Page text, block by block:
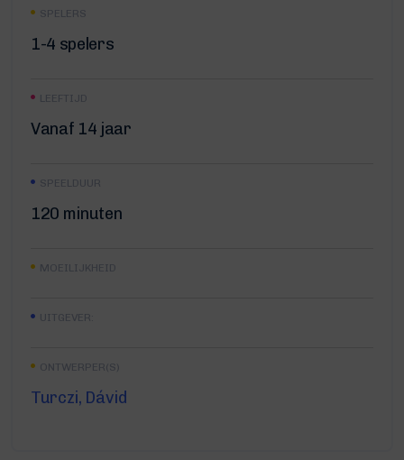
SPELERS
1-4 spelers
LEEFTIJD
Vanaf 14 jaar
SPEELDUUR
120 minuten
MOEILIJKHEID
UITGEVER:
ONTWERPER(S)
Turczi, Dávid